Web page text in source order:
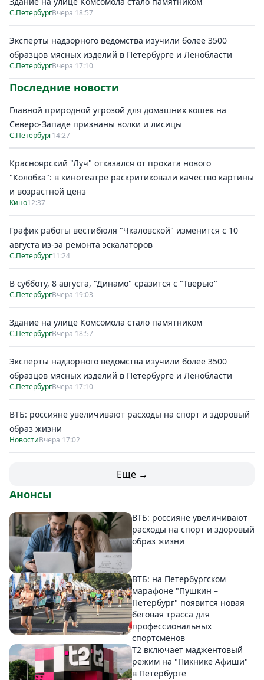
С.ПетербургВчера 18:57
Эксперты надзорного ведомства изучили более 3500
образцов мясных изделий в Петербурге и Ленобласти
С.ПетербургВчера 17:10
Последние новости
Главной природной угрозой для домашних кошек на
Северо-Западе признаны волки и лисицы
С.Петербург14:27
Красноярский "Луч" отказался от проката нового
"Колобка": в кинотеатре раскритиковали качество картины
и возрастной ценз
Кино12:37
График работы вестибюля "Чкаловской" изменится с 10
августа из-за ремонта эскалаторов
С.Петербург11:24
В субботу, 8 августа, "Динамо" сразится с "Тверью"
С.ПетербургВчера 19:03
Здание на улице Комсомола стало памятником
С.ПетербургВчера 18:57
Эксперты надзорного ведомства изучили более 3500
образцов мясных изделий в Петербурге и Ленобласти
С.ПетербургВчера 17:10
ВТБ: россияне увеличивают расходы на спорт и здоровый
образ жизни
НовостиВчера 17:02
Еще →
Анонсы
ВТБ: россияне увеличивают
расходы на спорт и здоровый
образ жизни
ВТБ: на Петербургском
марафоне "Пушкин –
Петербург" появится новая
беговая трасса для
профессиональных
спортсменов
Т2 включает маджентовый
режим на "Пикнике Афиши"
в Петербурге